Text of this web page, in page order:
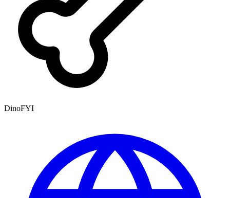
DinoFYI